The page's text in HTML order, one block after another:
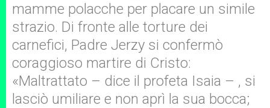
mamme polacche per placare un simile
strazio. Di fronte alle torture dei
carnefici, Padre Jerzy si confermò
coraggioso martire di Cristo:
«Maltrattato – dice il profeta Isaia – , si
lasciò umiliare e non aprì la sua bocca;